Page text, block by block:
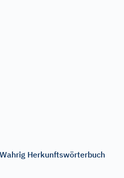
Herkunftswörterbuch